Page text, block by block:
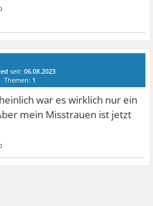
seit:06.08.2023
Themen: 1
war es wirklich nur ein
mein Misstrauen ist jetzt